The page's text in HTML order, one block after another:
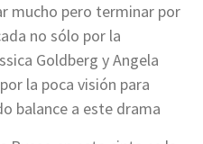
mucho pero terminar por
no sólo por la
Goldberg y Angela
la poca visión para
balance a este drama